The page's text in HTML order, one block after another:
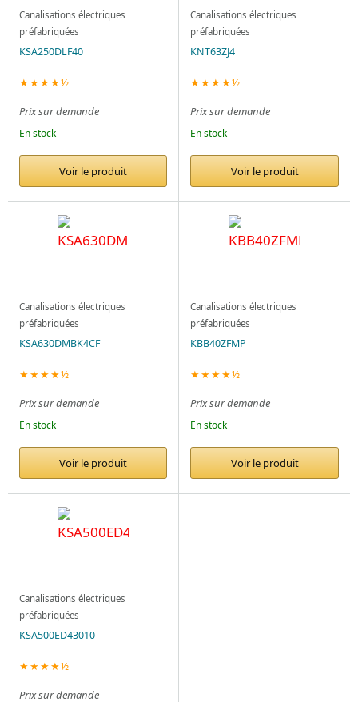
Canalisations électriques
préfabriquées
KSA250DLF40
★★★★½
Prix sur demande
En stock
Voir le produit
Canalisations électriques
préfabriquées
KNT63ZJ4
★★★★½
Prix sur demande
En stock
Voir le produit
Canalisations électriques
préfabriquées
KSA630DMBK4CF
★★★★½
Prix sur demande
En stock
Voir le produit
Canalisations électriques
préfabriquées
KBB40ZFMP
★★★★½
Prix sur demande
En stock
Voir le produit
Canalisations électriques
préfabriquées
KSA500ED43010
★★★★½
Prix sur demande